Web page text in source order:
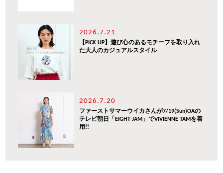
2026.7.21
【PICK UP】遊び心のあるモチーフを取り入れ
た大人のカジュアルスタイル
2026.7.20
ファーストサマーウイカさんが7/19(Sun)OAの
テレビ朝日「EIGHT JAM」でVIVIENNE TAMを着
用!!